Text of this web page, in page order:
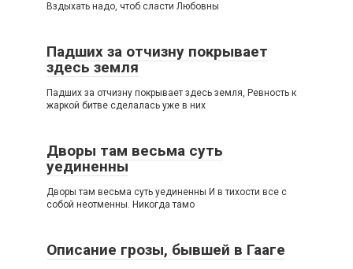
Вздыхать надо, чтоб сласти Любовны
Падших за отчизну покрывает
здесь земля
Падших за отчизну покрывает здесь земля, Ревность к
жаркой битве сделалась уже в них
Дворы там весьма суть
уединенны
Дворы там весьма суть уединенны И в тихости все с
собой неотменны. Никогда тамо
Описание грозы, бывшей в Гааге